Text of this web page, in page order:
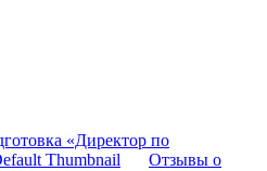
«Директор по
Отзывы о